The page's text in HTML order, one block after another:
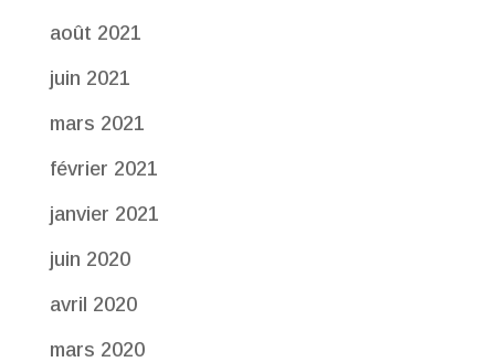
août 2021
juin 2021
mars 2021
février 2021
janvier 2021
juin 2020
avril 2020
mars 2020